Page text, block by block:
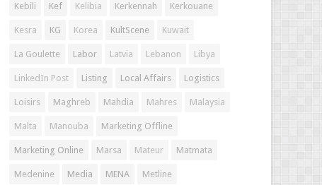
Kebili Kef Kelibia Kerkennah Kerkouane
Kesra KG Korea KultScene Kuwait
La Goulette Labor Latvia Lebanon Libya
LinkedIn Post Listing Local Affairs Logistics
Loisirs Maghreb Mahdia Mahres Malaysia
Malta Manouba Marketing Offline
Marketing Online Marsa Mateur Matmata
Medenine Media MENA Metline